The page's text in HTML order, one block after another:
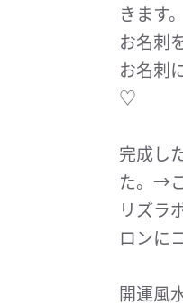
きます。
お名刺
お名刺
♡
完成し
た。→
リズラ
ロンに
開運風